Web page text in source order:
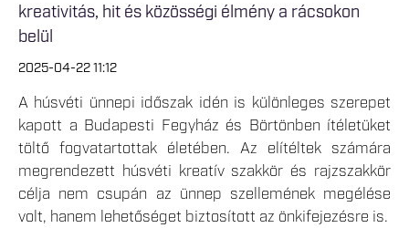
kreativitás, hit és közösségi élmény a rácsokon
belül
2025-04-22 11:12
A húsvéti ünnepi időszak idén is különleges szerepet
kapott a Budapesti Fegyház és Börtönben ítéletüket
töltő fogvatartottak életében. Az elítéltek számára
megrendezett húsvéti kreatív szakkör és rajzszakkör
célja nem csupán az ünnep szellemének megélése
volt, hanem lehetőséget biztosított az önkifejezésre is.